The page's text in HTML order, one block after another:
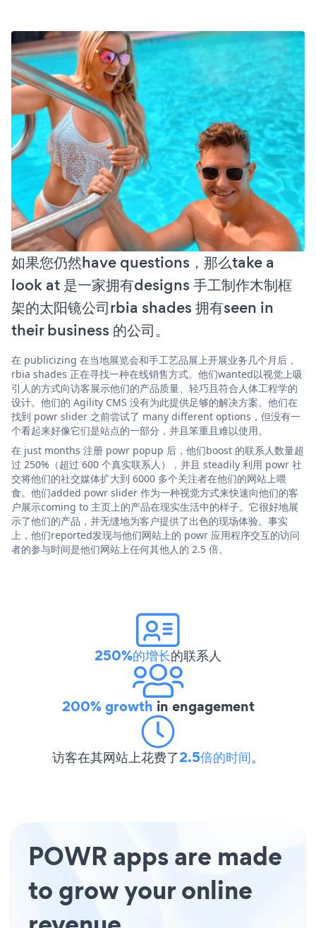
如果您仍然have questions，那么take a
look at 是一家拥有designs 手工制作木制框
架的太阳镜公司rbia shades 拥有seen in
their business 的公司。
在 publicizing 在当地展览会和手工艺品展上开展业务几个月后，
rbia shades 正在寻找一种在线销售方式。他们wanted以视觉上吸
引人的方式向访客展示他们的产品质量、轻巧且符合人体工程学的
设计。他们的 Agility CMS 没有为此提供足够的解决方案。他们在
找到 powr slider 之前尝试了 many different options，但没有一
个看起来好像它们是站点的一部分，并且笨重且难以使用。
在 just months 注册 powr popup 后，他们boost 的联系人数量超
过 250%（超过 600 个真实联系人），并且 steadily 利用 powr 社
交将他们的社交媒体扩大到 6000 多个关注者在他们的网站上喂
食。他们added powr slider 作为一种视觉方式来快速向他们的客
户展示coming to 主页上的产品在现实生活中的样子。它很好地展
示了他们的产品，并无缝地为客户提供了出色的现场体验。事实
上，他们reported发现与他们网站上的 powr 应用程序交互的访问
者的参与时间是他们网站上任何其他人的 2.5 倍。
250%的增长的联系人
200% growth in engagement
访客在其网站上花费了2.5倍的时间。
POWR apps are made
to grow your online